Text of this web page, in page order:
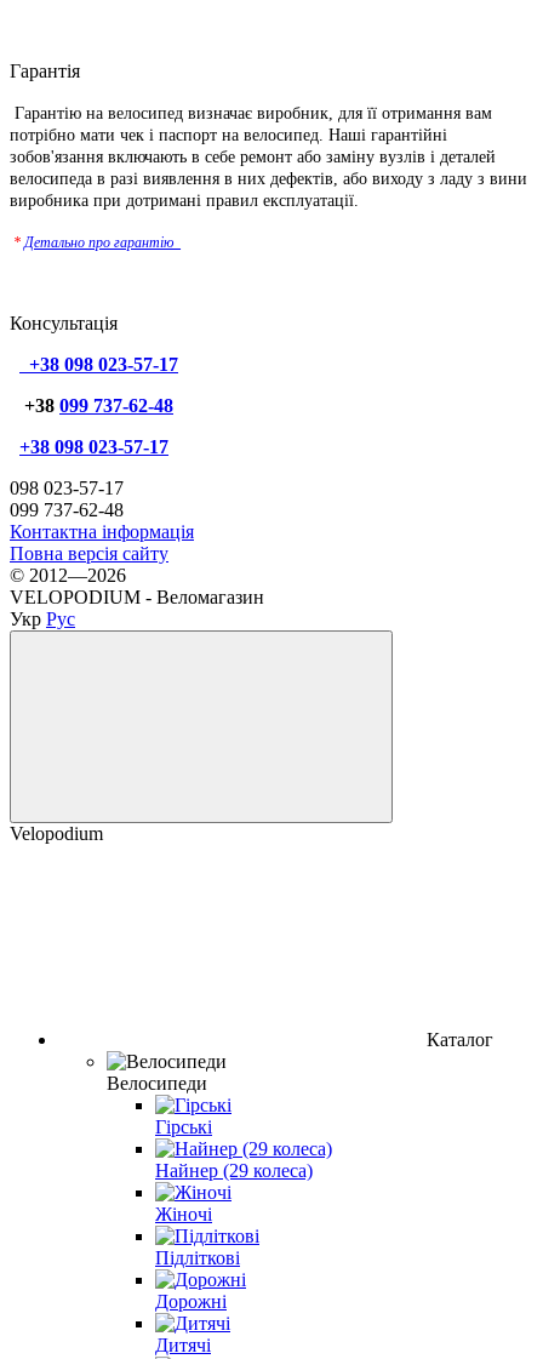
Гарантія
Гарантію на велосипед визначає виробник, для її отримання вам
потрібно мати чек і паспорт на велосипед. Наші гарантійні
зобов'язання включають в себе ремонт або заміну вузлів і деталей
велосипеда в разі виявлення в них дефектів, або виходу з ладу з вини
виробника при дотримані правил експлуатації.
* Детально про гарантію_
Консультація
+38 098 023-57-17
+38 099 737-62-48
+38 098 023-57-17
098 023-57-17
099 737-62-48
Контактна інформація
Повна версія сайту
© 2012—2026
VELOPODIUM - Веломагазин
Укр Рус
Velopodium
Каталог
Велосипеди
Гірські
Найнер (29 колеса)
Жіночі
Підліткові
Дорожні
Дитячі